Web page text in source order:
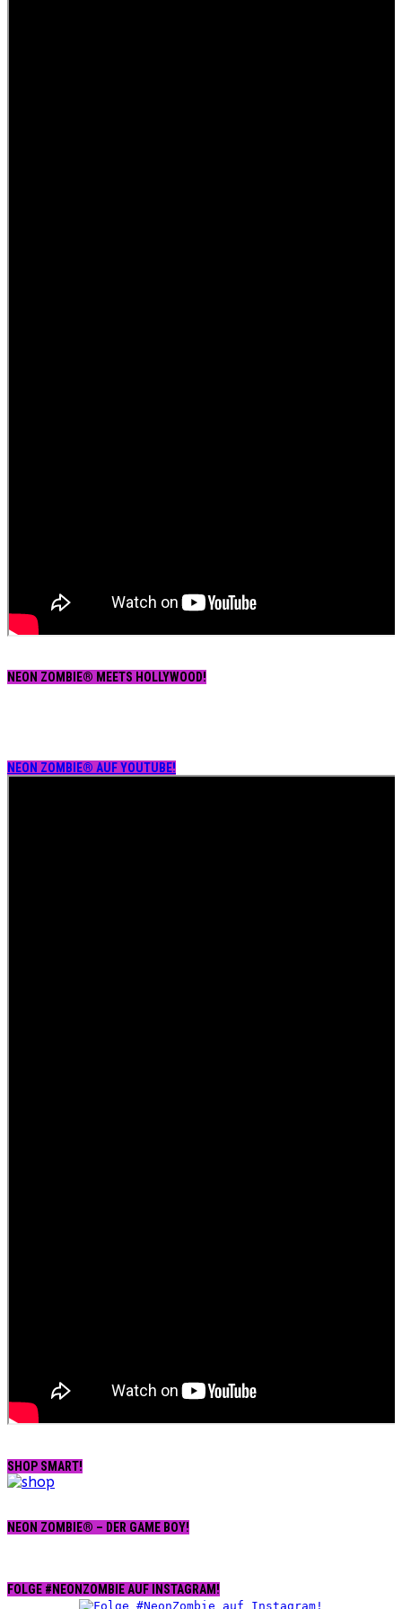
NEON ZOMBIE® MEETS HOLLYWOOD!
NEON ZOMBIE® AUF YOUTUBE!
SHOP SMART!
NEON ZOMBIE® – DER GAME BOY!
FOLGE #NEONZOMBIE AUF INSTAGRAM!